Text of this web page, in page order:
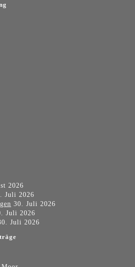
2026
Juli 2026
30. Juli 2026
Juli 2026
Juli 2026